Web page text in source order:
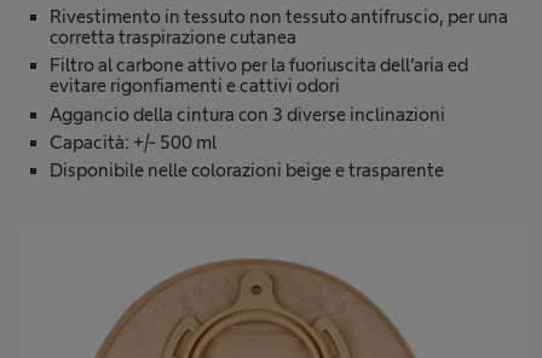
Rivestimento in tessuto non tessuto antifruscio, per una
corretta traspirazione cutanea
Filtro al carbone attivo per la fuoriuscita dell’aria ed
evitare rigonfiamenti e cattivi odori
Aggancio della cintura con 3 diverse inclinazioni
Capacità: +/- 500 ml
Disponibile nelle colorazioni beige e trasparente